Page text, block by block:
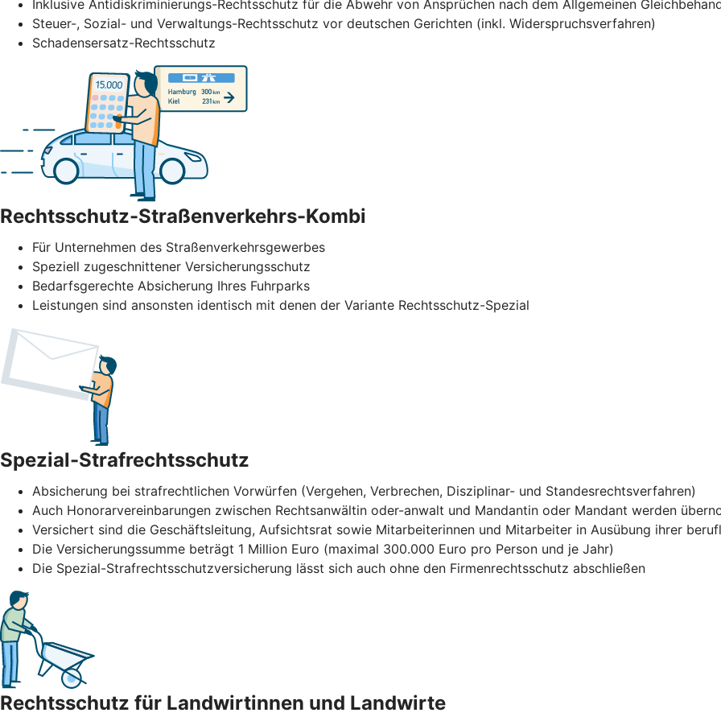
Inklusive Antidiskriminierungs-Rechtsschutz für die Abwehr von Ansprüchen nach dem Allgemeinen
Steuer-, Sozial- und Verwaltungs-Rechtsschutz vor deutschen Gerichten (inkl. Widerspruchsverfahren)
Schadensersatz-Rechtsschutz
Rechtsschutz-Straßenverkehrs-Kombi
Für Unternehmen des Straßenverkehrs­gewerbes
Speziell zugeschnittener Versicherungsschutz
Bedarfsgerechte Absicherung Ihres Fuhrparks
Leistungen sind ansonsten identisch mit denen der Variante Rechtsschutz-Spezial
Spezial-Strafrechtsschutz
Absicherung bei strafrechtlichen Vorwürfen (Vergehen, Verbrechen, Disziplinar- und Standesrechtsverfahren)
Auch Honorarvereinbarungen zwischen Rechtsanwältin oder-anwalt und Mandantin oder Mandant werden
Versichert sind die Geschäftsleitung, Aufsichtsrat sowie Mitarbeiterinnen und Mitarbeiter in Ausübung ihrer
Die Versicherungssumme beträgt 1 Million Euro (maximal 300.000 Euro pro Person und je Jahr)
Die Spezial-Strafrechtsschutzversicherung lässt sich auch ohne den Firmenrechtsschutz abschließen
Rechtsschutz für Landwirtinnen und Landwirte